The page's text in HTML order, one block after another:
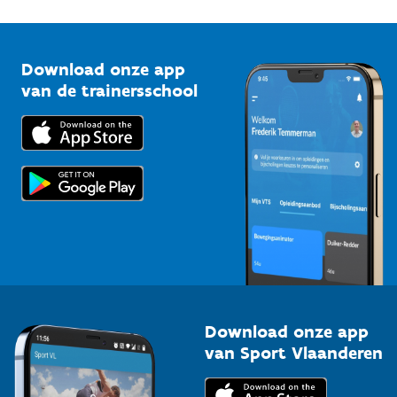
Bedrijven
Trainers en begeleiders
Topsporters
Vlaamse Trainersschool
Kennisplatform
Downloads
Voor de pers
Download onze app
van de trainersschool
Download onze app
van Sport Vlaanderen